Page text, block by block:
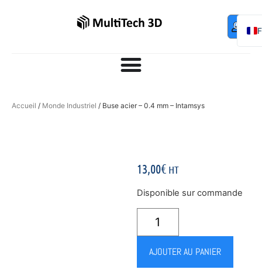
0,00 €
Accueil / Monde Industriel / Buse acier – 0.4 mm – Intamsys
13,00€ HT
Disponible sur commande
AJOUTER AU PANIER